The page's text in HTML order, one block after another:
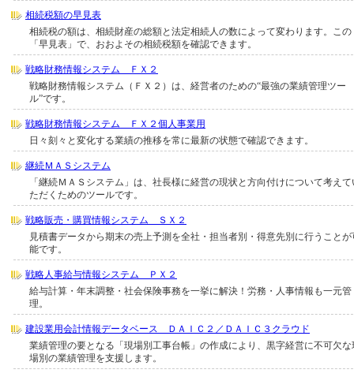
相続税額の早見表
相続税の額は、相続財産の総額と法定相続人の数によって変わります。この
「早見表」で、おおよその相続税額を確認できます。
戦略財務情報システム ＦＸ２
戦略財務情報システム（ＦＸ２）は、経営者のための“最強の業績管理ツー
ル”です。
戦略財務情報システム ＦＸ２個人事業用
日々刻々と変化する業績の推移を常に最新の状態で確認できます。
継続ＭＡＳシステム
「継続ＭＡＳシステム」は、社長様に経営の現状と方向付けについて考えて
ただくためのツールです。
戦略販売・購買情報システム ＳＸ２
見積書データから期末の売上予測を全社・担当者別・得意先別に行うことが
能です。
戦略人事給与情報システム ＰＸ２
給与計算・年末調整・社会保険事務を一挙に解決！労務・人事情報も一元管
理。
建設業用会計情報データベース ＤＡＩＣ２／ＤＡＩＣ３クラウド
業績管理の要となる「現場別工事台帳」の作成により、黒字経営に不可欠な
場別の業績管理を支援します。